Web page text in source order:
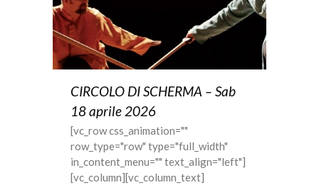
CIRCOLO DI SCHERMA – Sab
18 aprile 2026
[vc_row css_animation=""
row_type="row" type="full_width"
in_content_menu="" text_align="left"]
[vc_column][vc_column_text]